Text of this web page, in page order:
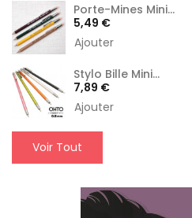
Porte-Mines Mini...
Prix
5,49 €
Ajouter
Stylo Bille Mini...
Prix
7,89 €
Ajouter
Voir Tout